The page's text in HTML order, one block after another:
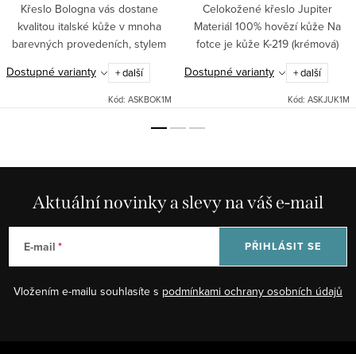
Křeslo Bologna vás dostane
kvalitou italské kůže v mnoha
barevných provedeních, stylem
prošití dvojitým švem, ale
především svým pohodlím. Za
tuto cenu a v této kvalitě nemá...
Dostupné varianty + další
Kód: ASKBOK1M
Celokožené křeslo Jupiter
Materiál 100% hovězí kůže Na
fotce je kůže K-219 (krémová)
Křeslo je celokožené i ze zadu.
Vnitřní výplň je ze SILIKONU, což
zajišťuje perfektní...
Dostupné varianty + další
Kód: ASKJUK1M
Aktuální novinky a slevy na váš e-mail
E-mail
Vložením e-mailu souhlasíte s podmínkami ochrany osobních údajů
PŘIHLÁSIT SE